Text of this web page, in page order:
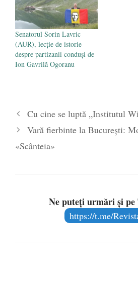
Senatorul Sorin Lavric
(AUR), lecție de istorie
despre partizanii conduși de
Ion Gavrilă Ogoranu
Cu cine se luptă „Institutul
Vară fierbinte la București:
«Scânteia»
Ne puteți urmări și pe
https://t.me/